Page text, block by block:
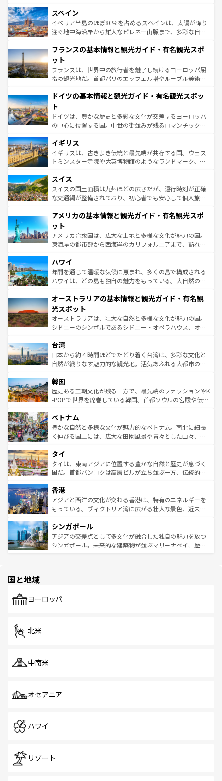
ろん、トスカーナの美しい田園風景やアマルフィ海岸の絶
景など、自然景観も見逃せない。観光の合間には、本場の
ピザやパスタなど、絶品のイタリア料理を堪能することも
ませてくれるイタリアで、忘れられない旅をしてみよう！
なお、新着のイタリア情報は
しい。
スペイン
イベリア半島のほぼ80％を占めるスペインは、太陽が降り
注ぐ地中海沿岸から雄大なピレネー山脈まで、多彩な自然
文化が根付くこの国では、情熱的なフラメンコ、熱気あふ
れる闘牛、そして美味しいタパスが生活の一部となってい
る。首都マドリードの洗練された雰囲気や、バルセロナの
アートに溢れた街角から、地方では古代ローマ遺跡や中世
せる。地方によって風土や気候が異なるスペインはその個
ンテンツ一覧 を参照してほしい。
フランスの基本情報と観光ガイド・有名観光スポ
ット
フランスは、世界中の旅行者を魅了し続けるヨーロッパ屈
指の観光地だ。首都パリのエッフェル塔やルーブル美術館
で、幅広い魅力が詰まっている。華麗な宮殿、歴史的な大
聖堂、美しいビーチ、そして豊かな自然が、訪れる者を心
から魅了する。また、フランスは美食の国としても知ら
れ、フランス料理はユネスコ無形文化遺産にも登録されて
香り高いラベンダー畑など、多彩な楽しみ方が可能だ。さ
らに、パリ以外の地域にも魅力が溢れており、どの街角に
も豊かな歴史と文化が息づいている。パリ以外の個性あふ
を参照してほしい。
ドイツの基本情報と観光ガイド・有名観光スポッ
ト
ドイツは、豊かな歴史と多彩な文化が交差するヨーロッパ
の中心に位置する国。中世の街並みが残るロマンチック街
顔を持つこの国は、どこを歩いても飽きることがない。ベ
ルリンの文化的活気、バイエルン州のアルプスの絶景、そ
してライン川沿いのワイン畑といった風景は必見。ビール
は、お酒好きな人にはぜひ体験してほしい。 なお、新着の
ドイツ情報はコンテンツ一覧を参照してほしい。
イギリス
イギリスは、古きよき伝統と最先端が共存する国。ウェス
トミンスター寺院や大英博物館のようなランドマーク、歴
リアごとに異なる魅力がある。また、優雅なアフタヌーン
ティー、ビール好きにはたまらない英国パブ、サッカー観
戦など、本場だからこそできる体験も豊富。イギリスを旅
ンツ一覧を参照してほしい。
スイス
スイスの国土面積は九州ほどの広さだが、運行時刻が正確
な交通網が整備されており、初心者でも安心して個人旅行
の建物がそのまま残る町や、スイスならではのユニークな
博物館もあり、アルプス観光だけでなく町歩きも満喫する
ことができる。国民の所得が高いため物価も高いが、旅行
者向けの交通パス提供のサービスもあり、うまく活用すれ
着のスイス情報は
アメリカの基本情報と観光ガイド・有名観光スポ
ット
アメリカ合衆国は、広大な土地と多様な文化が魅力の国。
東海岸の都市部から西海岸のカリフォルニアまで、訪れる
のような巨大都市は、観光、ショッピング、エンターテイ
ンメントが詰まった刺激的なスポットだ。一方、アメリカ
西部には大自然が広がり、グランドキャニオンやイエロー
部のニューオーリンズでは、音楽と美食が融合した独特の
文化が魅力。旅行者はアメリカの各地域で異なる魅力を楽
しみながら、その多様性と豊かな歴史を感じることができ
るだろう。車でのロードトリップや列車の旅も、アメリカ
情報は
ハワイ
年間を通じて温暖な気候に恵まれ、多くの島で構成される
ハワイは、どの島も独自の魅力をもっている。大自然の神
ワイ島は見逃せない。また、定番の観光地といえばオアフ
島だが、静かな自然を求めるならマウイ島やカウアイ島が
おすすめ。エメラルドグリーンに輝く海をはじめ、豊かな
文化や歴史が息づいている。「アロハスピリット」と呼ば
人々、おいしいローカルフードやハワイアンミュージッ
ク、伝統的なフラダンスなど、すべてがハワイの魅力を彩
っている。訪れるたびに新しい発見と感動が待っているハ
はコンテンツ一覧
オーストラリアの基本情報と観光ガイド・有名観
光スポット
オーストラリアは、壮大な自然と多様な文化が魅力の国。
シドニーのシンボルであるシドニー・オペラハウス、オー
リアリーフや大陸中央部にそびえるウルル（エアーズロッ
ク）、タスマニアの美しい原生林やケアンズの熱帯雨林な
ど、見どころがたくさん。また、カフェやワイン、オージ
いる。アクティビティも充実しており、サーフィンやダイ
ビング、ハイキングなど、アウトドア好きにはたまらな
い。オーストラリアの多彩な魅力を存分に味わいつくそ
参照してほしい。
台湾
日本から約４時間ほどでたどり着く台湾は、多彩な文化と
自然が織りなす魅力的な観光地。活気あふれる大都市の台
ン）、静ひつな山岳地帯である台湾東部など、都市の喧騒
と山間の静けさが共存しており、訪れる人に新しい発見と
驚きをもたらしてくれる。また、奥深い台湾の食文化も魅
容にもいいと評判のスイーツなど、バラエティ豊かな料理
が味わえる。 なお、新着の台湾情報は コンテンツ一覧を参
照してほしい。
韓国
歴史ある王朝文化が残る一方で、最先端のファッションやK
-POPで世界を席巻している韓国。首都ソウルの宮殿や伝統
き、地方に足を延ばせば四季折々の自然美を楽しむことが
できる。そして、キムチや焼肉、絶品のストリートフード
まで、さまざまな韓国料理が待っている。夜には、韓国な
リティに包まれながら、韓国の多彩な魅力を心ゆくまで味
わってみてほしい。 なお、新着の韓国情報はコンテンツ一
覧を参照してほしい。
ベトナム
豊かな自然と多様な文化が魅力的なベトナム。南北に細長
く伸びる国土には、広大な田園風景や青々とした山々、世
急速な発展と共に伝統が息づく。ハノイの古い町並みやホ
ーチミン市のフランス統治時代の建物も、独特の雰囲気を
醸し出している。また、バラエティの豊かさとおいしさで
とつ。フォーやバインミー、ベトナムコーヒーなどは、ぜ
ひ現地で味わいたい。どの地域を訪れてもあたたかい人々
が旅行者を迎えてくれるので、きっと忘れられない旅にな
参照してほしい。
タイ
タイは、東南アジアに位置する豊かな自然と歴史が息づく
国だ。首都バンコクは高層ビルが立ち並ぶ一方、伝統的な
の活気が交差している。北部ではチェンマイなどの山岳地
帯で自然と触れ合い、南部ではプーケットやクラビの美し
いビーチでリゾート気分を楽しむことができる。タイ料理
激する。気候は一年中温暖で、どの季節にも異なる楽しみ
が待っている。親しみやすいタイの人々、仏教を中心とし
た文化、そして多様な観光資源が、訪れる旅人を魅了し続
香港
アジアと西洋の文化が交わる香港は、特有のエネルギーを
もっている。ヴィクトリア湾に広がる壮大な景色、近未来
み、どこを訪れても感動するはず。観光スポットが密集し
ており、効率よく見どころを回れるのも魅力。息をのむよ
うな絶景から文化的な体験まで、香港を存分に楽しみ尽く
シンガポール
アジアの交差点として多文化が融合した独自の魅力を放つ
シンガポール。未来的な建築物が並ぶマリーナベイ、歴史
で、ホーカーズは地元の風情を楽しめる外せないスポット
国と地域
ヨーロッパ
北米
中南米
オセアニア
ハワイ
リゾート